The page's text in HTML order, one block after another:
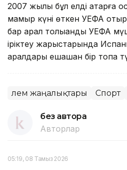
2007 жылы бұл елді қатарға
мамыр күні өткен УЕФА
бар арал толыққанды УЕФА
іріктеу жарыстарында
аралдары ешқашан бір топқа
Әлем жаңалықтары Спорт
без автора
Авторлар
05:19, 08 Тамыз 2026